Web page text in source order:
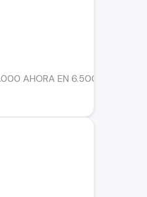
AHORA EN 6.500.000